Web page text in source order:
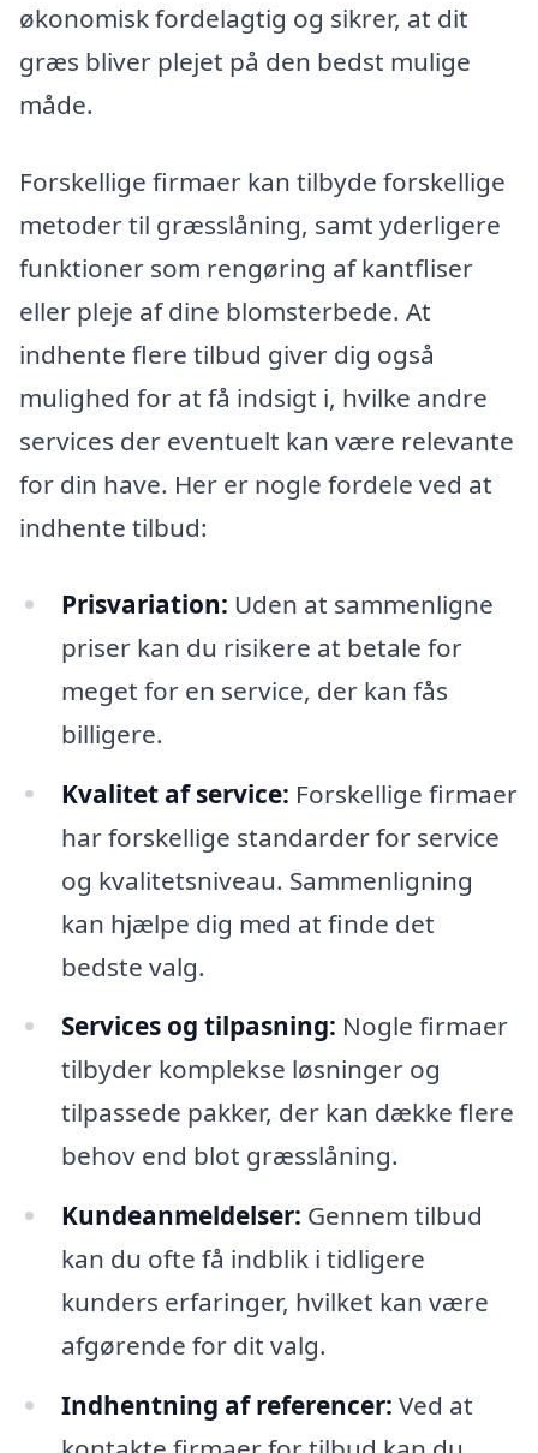
økonomisk fordelagtig og sikrer, at dit
græs bliver plejet på den bedst mulige
måde.
Forskellige firmaer kan tilbyde forskellige
metoder til græsslåning, samt yderligere
funktioner som rengøring af kantfliser
eller pleje af dine blomsterbede. At
indhente flere tilbud giver dig også
mulighed for at få indsigt i, hvilke andre
services der eventuelt kan være relevante
for din have. Her er nogle fordele ved at
indhente tilbud:
Prisvariation: Uden at sammenligne
priser kan du risikere at betale for
meget for en service, der kan fås
billigere.
Kvalitet af service: Forskellige firmaer
har forskellige standarder for service
og kvalitetsniveau. Sammenligning
kan hjælpe dig med at finde det
bedste valg.
Services og tilpasning: Nogle firmaer
tilbyder komplekse løsninger og
tilpassede pakker, der kan dække flere
behov end blot græsslåning.
Kundeanmeldelser: Gennem tilbud
kan du ofte få indblik i tidligere
kunders erfaringer, hvilket kan være
afgørende for dit valg.
Indhentning af referencer: Ved at